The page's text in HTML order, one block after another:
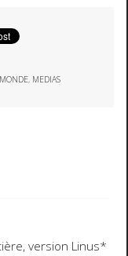
, MEDIAS
version Linus*